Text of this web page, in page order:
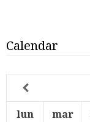
Calendar
lun mar